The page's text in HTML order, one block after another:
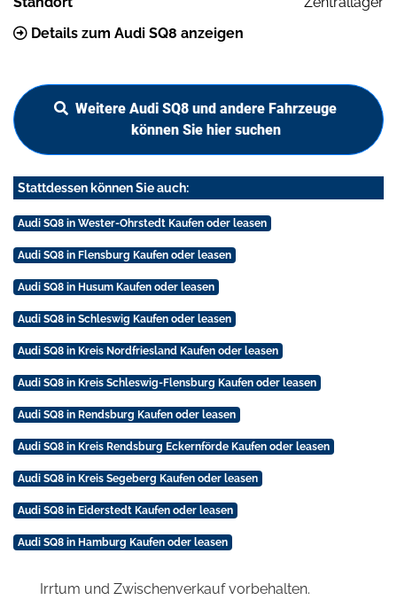
Details zum Audi SQ8 anzeigen
Weitere Audi SQ8 und andere Fahrzeuge
können Sie hier suchen
Stattdessen können Sie auch:
Audi SQ8 in Wester-Ohrstedt Kaufen oder leasen
Audi SQ8 in Flensburg Kaufen oder leasen
Audi SQ8 in Husum Kaufen oder leasen
Audi SQ8 in Schleswig Kaufen oder leasen
Audi SQ8 in Kreis Nordfriesland Kaufen oder leasen
Audi SQ8 in Kreis Schleswig-Flensburg Kaufen oder leasen
Audi SQ8 in Rendsburg Kaufen oder leasen
Audi SQ8 in Kreis Rendsburg Eckernförde Kaufen oder leasen
Audi SQ8 in Kreis Segeberg Kaufen oder leasen
Audi SQ8 in Eiderstedt Kaufen oder leasen
Audi SQ8 in Hamburg Kaufen oder leasen
Irrtum und Zwischenverkauf vorbehalten.